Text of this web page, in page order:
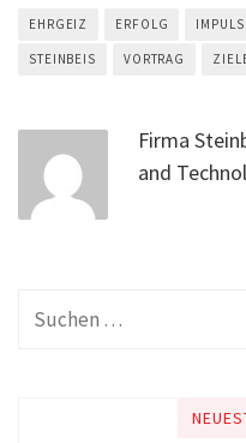
EHRGEIZ ERFOLG
STEINBEIS VORTRAG
Firma
and